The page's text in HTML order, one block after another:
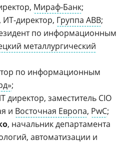
Мираф-Банк;
, ИТ-директор, Группа АBB;
по информационным
металлургический
по информационным
;
директор, заместитель CIO
и Восточная Европа, PwC;
, начальник департамента
автоматизации и